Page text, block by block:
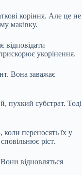
коріння. Але це не
маківку.
укорінення.
Вона заважає
пухкий субстрат. Тоді
коли переносять їх у
ріст.
відновляться